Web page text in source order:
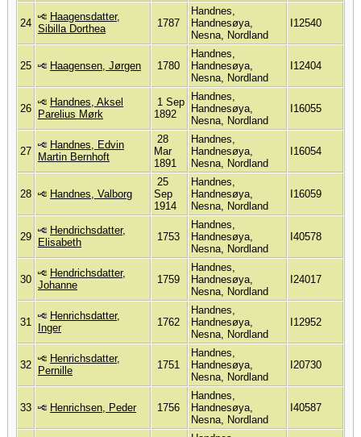
24
Haagensdatter,
Sibilla Dorthea
1787
Handnes,
Handnesøya,
Nesna, Nordland
I12540
25 Haagensen, Jørgen 1780
Handnes,
Handnesøya,
Nesna, Nordland
I12404
26
Handnes, Aksel
Parelius Mørk
1 Sep
1892
Handnes,
Handnesøya,
Nesna, Nordland
I16055
27
Handnes, Edvin
Martin Bernhoft
28
Mar
1891
Handnes,
Handnesøya,
Nesna, Nordland
I16054
28 Handnes, Valborg
25
Sep
1914
Handnes,
Handnesøya,
Nesna, Nordland
I16059
29
Hendrichsdatter,
Elisabeth
1753
Handnes,
Handnesøya,
Nesna, Nordland
I40578
30
Hendrichsdatter,
Johanne
1759
Handnes,
Handnesøya,
Nesna, Nordland
I24017
31
Henrichsdatter,
Inger
1762
Handnes,
Handnesøya,
Nesna, Nordland
I12952
32
Henrichsdatter,
Pernille
1751
Handnes,
Handnesøya,
Nesna, Nordland
I20730
33 Henrichsen, Peder 1756
Handnes,
Handnesøya,
Nesna, Nordland
I40587